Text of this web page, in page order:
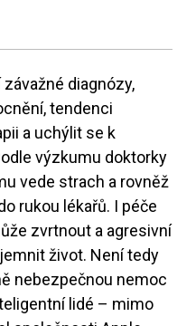
diagnózy,
tendenci
a uchýlit se k
výzkumu doktorky
vede strach a rovněž
rukou lékařů. I péče
zvrtnout a agresivní
život. Není tedy
nebezpečnou nemoc
lidé – mimo